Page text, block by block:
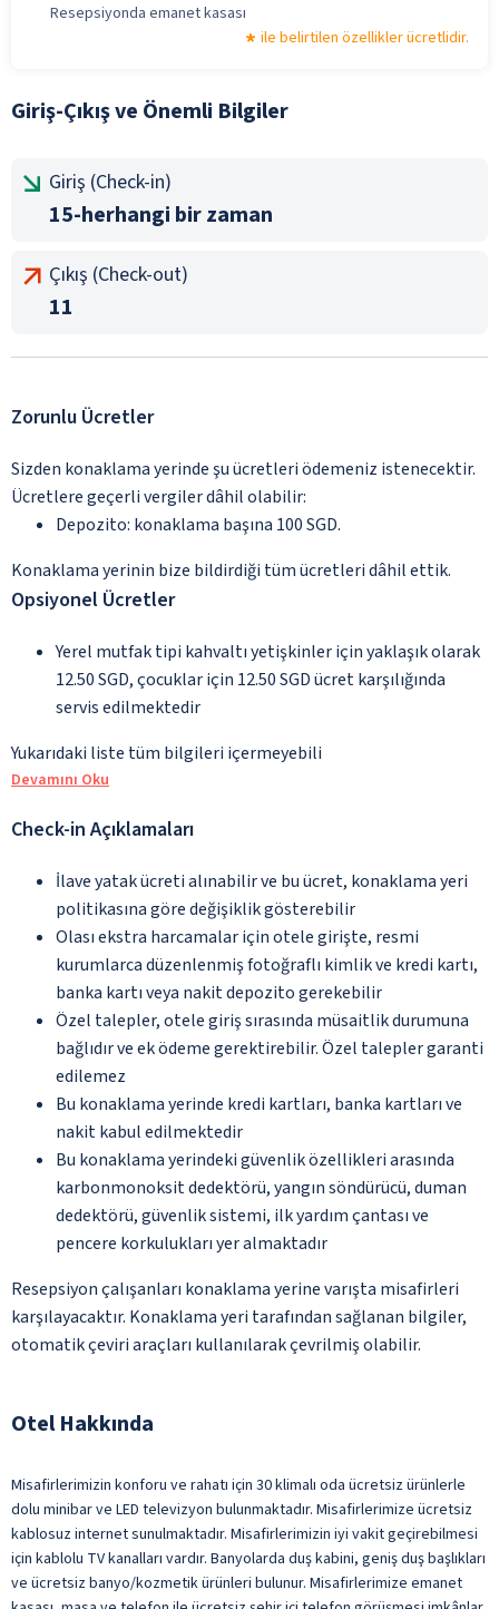
Resepsiyonda emanet kasası
ile belirtilen özellikler ücretlidir.
Giriş-Çıkış ve Önemli Bilgiler
Giriş (Check-in)
15-herhangi bir zaman
Çıkış (Check-out)
11
Zorunlu Ücretler
Sizden konaklama yerinde şu ücretleri ödemeniz istenecektir.
Ücretlere geçerli vergiler dâhil olabilir:
Depozito: konaklama başına 100 SGD.
Konaklama yerinin bize bildirdiği tüm ücretleri dâhil ettik.
Opsiyonel Ücretler
Yerel mutfak tipi kahvaltı yetişkinler için yaklaşık olarak
12.50 SGD, çocuklar için 12.50 SGD ücret karşılığında
servis edilmektedir
Yukarıdaki liste tüm bilgileri içermeyebili
Devamını Oku
Check-in Açıklamaları
İlave yatak ücreti alınabilir ve bu ücret, konaklama yeri
politikasına göre değişiklik gösterebilir
Olası ekstra harcamalar için otele girişte, resmi
kurumlarca düzenlenmiş fotoğraflı kimlik ve kredi kartı,
banka kartı veya nakit depozito gerekebilir
Özel talepler, otele giriş sırasında müsaitlik durumuna
bağlıdır ve ek ödeme gerektirebilir. Özel talepler garanti
edilemez
Bu konaklama yerinde kredi kartları, banka kartları ve
nakit kabul edilmektedir
Bu konaklama yerindeki güvenlik özellikleri arasında
karbonmonoksit dedektörü, yangın söndürücü, duman
dedektörü, güvenlik sistemi, ilk yardım çantası ve
pencere korkulukları yer almaktadır
Resepsiyon çalışanları konaklama yerine varışta misafirleri
karşılayacaktır. Konaklama yeri tarafından sağlanan bilgiler,
otomatik çeviri araçları kullanılarak çevrilmiş olabilir.
Otel Hakkında
Misafirlerimizin konforu ve rahatı için 30 klimalı oda ücretsiz ürünlerle
dolu minibar ve LED televizyon bulunmaktadır. Misafirlerimize ücretsiz
kablosuz internet sunulmaktadır. Misafirlerimizin iyi vakit geçirebilmesi
için kablolu TV kanalları vardır. Banyolarda duş kabini, geniş duş başlıkları
ve ücretsiz banyo/kozmetik ürünleri bulunur. Misafirlerimize emanet